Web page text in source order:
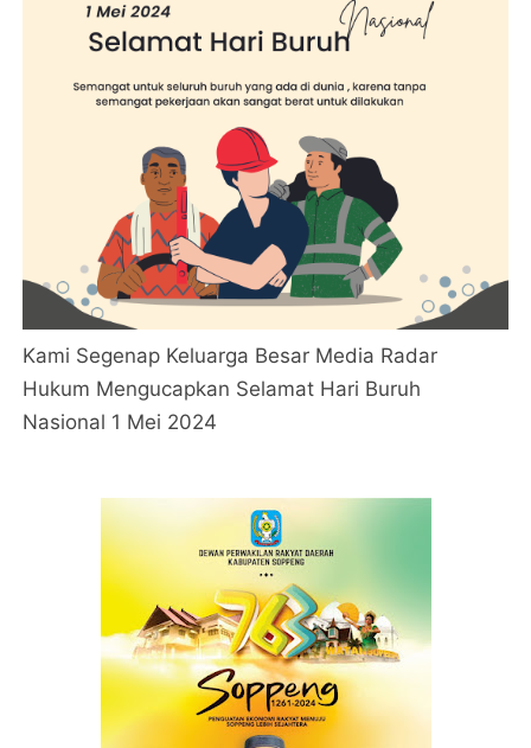
Kami Segenap Keluarga Besar Media Radar
Hukum Mengucapkan Selamat Hari Buruh
Nasional 1 Mei 2024